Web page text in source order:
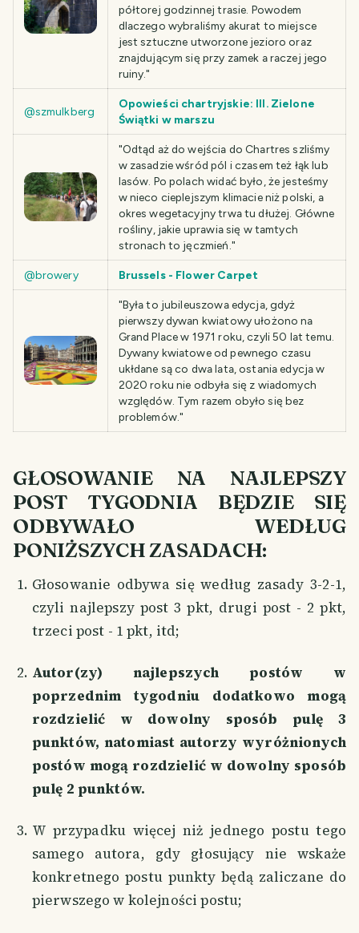
półtorej godzinnej trasie. Powodem
dlaczego wybraliśmy akurat to miejsce
jest sztuczne utworzone jezioro oraz
znajdującym się przy zamek a raczej jego
ruiny."
@szmulkberg
Opowieści chartryjskie: III. Zielone
Świątki w marszu
"Odtąd aż do wejścia do Chartres szliśmy
w zasadzie wśród pól i czasem też łąk lub
lasów. Po polach widać było, że jesteśmy
w nieco cieplejszym klimacie niż polski, a
okres wegetacyjny trwa tu dłużej. Główne
rośliny, jakie uprawia się w tamtych
stronach to jęczmień."
@browery Brussels - Flower Carpet
"Była to jubileuszowa edycja, gdyż
pierwszy dywan kwiatowy ułożono na
Grand Place w 1971 roku, czyli 50 lat temu.
Dywany kwiatowe od pewnego czasu
ukłdane są co dwa lata, ostania edycja w
2020 roku nie odbyła się z wiadomych
względów. Tym razem obyło się bez
problemów."
GŁOSOWANIE NA NAJLEPSZY
POST TYGODNIA BĘDZIE SIĘ
ODBYWAŁO WEDŁUG
PONIŻSZYCH ZASADACH:
Głosowanie odbywa się według zasady 3-2-1,
czyli najlepszy post 3 pkt, drugi post - 2 pkt,
trzeci post - 1 pkt, itd;
Autor(zy) najlepszych postów w
poprzednim tygodniu dodatkowo mogą
rozdzielić w dowolny sposób pulę 3
punktów, natomiast autorzy wyróżnionych
postów mogą rozdzielić w dowolny sposób
pulę 2 punktów.
W przypadku więcej niż jednego postu tego
samego autora, gdy głosujący nie wskaże
konkretnego postu punkty będą zaliczane do
pierwszego w kolejności postu;